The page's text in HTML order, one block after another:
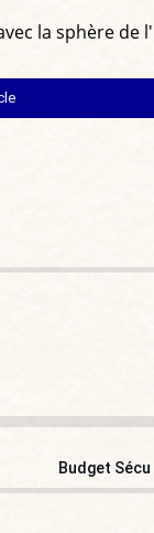
la sphère de
Budget